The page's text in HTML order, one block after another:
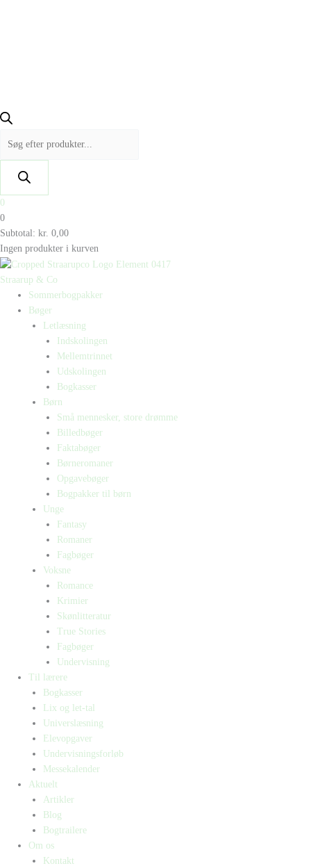
0
0
Subtotal: kr. 0,00
Ingen produkter i kurven
Straarup & Co
Sommerbogpakker
Bøger
Letlæsning
Indskolingen
Mellemtrinnet
Udskolingen
Bogkasser
Børn
Små mennesker, store drømme
Billedbøger
Faktabøger
Børneromaner
Opgavebøger
Bogpakker til børn
Unge
Fantasy
Romaner
Fagbøger
Voksne
Romance
Krimier
Skønlitteratur
True Stories
Fagbøger
Undervisning
Til lærere
Bogkasser
Lix og let-tal
Universlæsning
Elevopgaver
Undervisningsforløb
Messekalender
Aktuelt
Artikler
Blog
Bogtrailere
Om os
Kontakt